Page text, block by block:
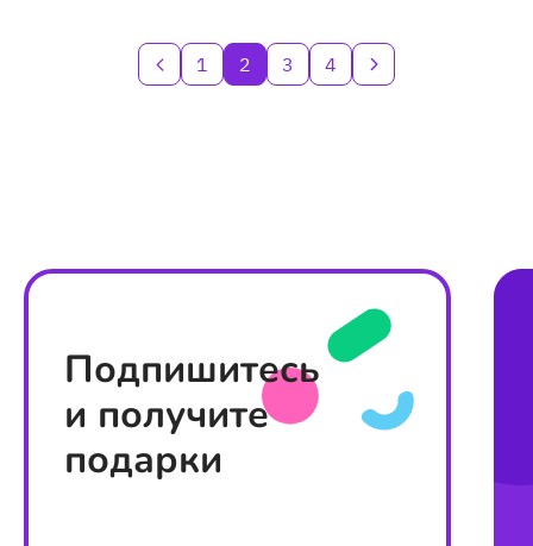
1 2 3 4
Подпишитесь
и получите
подарки